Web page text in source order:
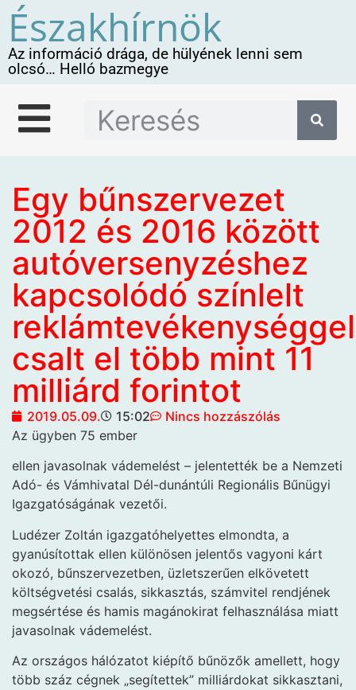
Északhírnök
Az információ drága, de hülyének lenni sem
olcsó… Helló bazmegye
Egy bűnszervezet
2012 és 2016 között
autóversenyzéshez
kapcsolódó színlelt
reklámtevékenységgel
csalt el több mint 11
milliárd forintot
2019.05.09. 15:02
Nincs hozzászólás
Az ügyben 75 ember
ellen javasolnak vádemelést – jelentették be a Nemzeti
Adó- és Vámhivatal Dél-dunántúli Regionális Bűnügyi
Igazgatóságának vezetői.
Ludézer Zoltán igazgatóhelyettes elmondta, a
gyanúsítottak ellen különösen jelentős vagyoni kárt
okozó, bűnszervezetben, üzletszerűen elkövetett
költségvetési csalás, sikkasztás, számvitel rendjének
megsértése és hamis magánokirat felhasználása miatt
javasolnak vádemelést.
Az országos hálózatot kiépítő bűnözők amellett, hogy
több száz cégnek „segítettek” milliárdokat sikkasztani,